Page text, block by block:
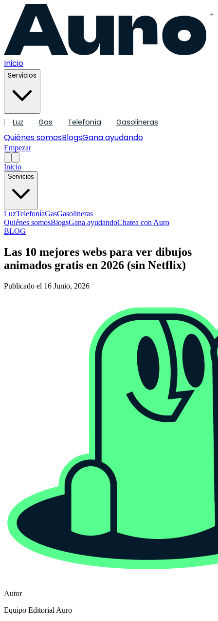
®
Inicio
Servicios
| Luz Gas Telefonía Gasolineras
Quiénes somosBlogsGana ayudando
Empezar
Inicio
Servicios
LuzTelefoníaGasGasolineras
Quiénes somosBlogsGana ayudandoChatea con Auro
BLOG
Las 10 mejores webs para ver dibujos
animados gratis en 2026 (sin Netflix)
Publicado el 16 Junio, 2026
Autor
Equipo Editorial Auro